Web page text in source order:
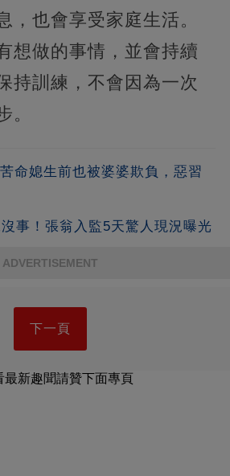
，也會享受家庭生活。
想做的事情，並會持續
持訓練，不會因為一次
。
命媳生前也被婆婆欺負，惡習
事！張翁入監5天驚人現況曝光
ADVERTISEMENT
下一頁
最新趣聞請贊下面專頁